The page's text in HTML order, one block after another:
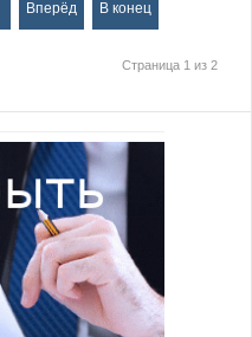
Вперёд В конец
Страница 1 из 2